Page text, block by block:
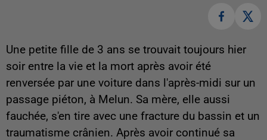
Une petite fille de 3 ans se trouvait toujours hier
soir entre la vie et la mort après avoir été
renversée par une voiture dans l'après-midi sur un
passage piéton, à Melun. Sa mère, elle aussi
fauchée, s'en tire avec une fracture du bassin et un
traumatisme crânien. Après avoir continué sa